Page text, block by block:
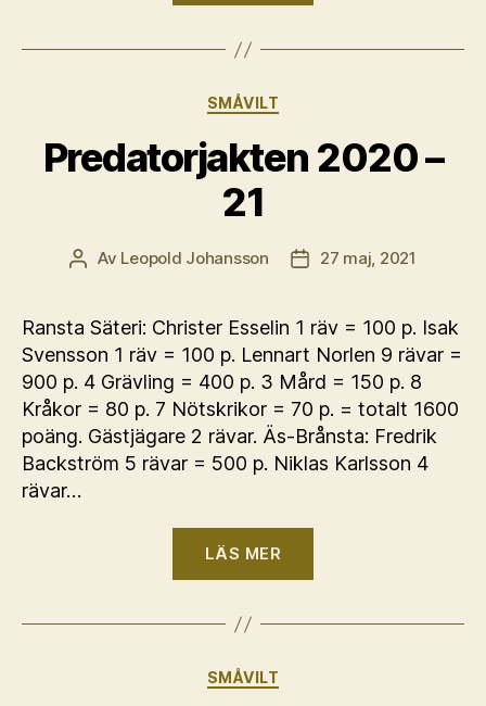
21”
Kategorier
SMÅVILT
Predatorjakten 2020 –
21
Inläggsförfattare
Av Leopold Johansson Inläggsdatum
27 maj, 2021
Ransta Säteri: Christer Esselin 1 räv = 100 p. Isak
Svensson 1 räv = 100 p. Lennart Norlen 9 rävar =
900 p. 4 Grävling = 400 p. 3 Mård = 150 p. 8
Kråkor = 80 p. 7 Nötskrikor = 70 p. = totalt 1600
poäng. Gästjägare 2 rävar. Äs-Brånsta: Fredrik
Backström 5 rävar = 500 p. Niklas Karlsson 4
rävar…
LÄS MER
21”
Kategorier
SMÅVILT